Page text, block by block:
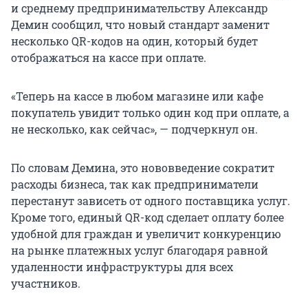
и среднему предпринимательству Александр
Демин сообщил, что новый стандарт заменит
несколько QR-кодов на один, который будет
отображаться на кассе при оплате.
«Теперь на кассе в любом магазине или кафе
покупатель увидит только один код при оплате, а
не несколько, как сейчас», — подчеркнул он.
По словам Демина, это нововведение сократит
расходы бизнеса, так как предприниматели
перестанут зависеть от одного поставщика услуг.
Кроме того, единый QR-код сделает оплату более
удобной для граждан и увеличит конкуренцию
на рынке платежных услуг благодаря равной
удаленности инфраструктуры для всех
участников.